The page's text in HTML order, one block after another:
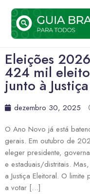
Eleições
424 mil
junto à
dezembro 30, 2025
O Ano Novo já está
gerais. Em outubro de
eleger presidente,
e estaduais/distritais.
a Justiça Eleitoral. O
a votar […]